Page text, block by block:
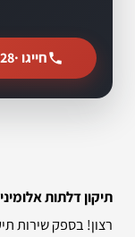
חייגו ·
תיקון דלתות
רצון! בספק שירות